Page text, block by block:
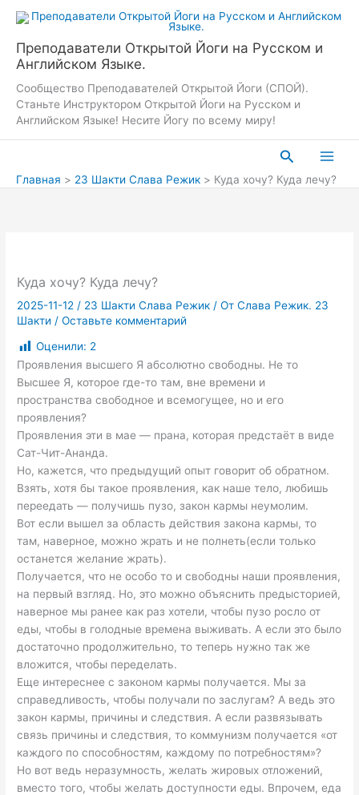
содержимому
Преподаватели Открытой Йоги на Русском и
Английском Языке.
Сообщество Преподавателей Открытой Йоги (СПОЙ).
Станьте Инструктором Открытой Йоги на Русском и
Английском Языке! Несите Йогу по всему миру!
Поиск
Главная 23 Шакти Слава Режик Куда хочу? Куда лечу?
Куда хочу? Куда лечу?
2025-11-12 / 23 Шакти Слава Режик / ОтСлава Режик. 23
Шакти /Оставьте комментарий
Оценили: 2
Проявления высшего Я абсолютно свободны. Не то
Высшее Я, которое где-то там, вне времени и
пространства свободное и всемогущее, но и его
проявления?
Проявления эти в мае — прана, которая предстаёт в виде
Сат-Чит-Ананда.
Но, кажется, что предыдущий опыт говорит об обратном.
Взять, хотя бы такое проявления, как наше тело, любишь
переедать — получишь пузо, закон кармы неумолим.
Вот если вышел за область действия закона кармы, то
там, наверное, можно жрать и не полнеть(если только
останется желание жрать).
Получается, что не особо то и свободны наши проявления,
на первый взгляд. Но, это можно объяснить предысторией,
наверное мы ранее как раз хотели, чтобы пузо росло от
еды, чтобы в голодные времена выживать. А если это было
достаточно продолжительно, то теперь нужно так же
вложится, чтобы переделать.
Еще интереснее с законом кармы получается. Мы за
справедливость, чтобы получали по заслугам? А ведь это
закон кармы, причины и следствия. А если развязывать
связь причины и следствия, то коммунизм получается «от
каждого по способностям, каждому по потребностям»?
Но вот ведь неразумность, желать жировых отложений,
вместо того, чтобы желать доступности еды. Впрочем, еда